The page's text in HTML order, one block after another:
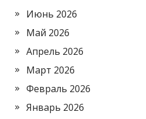
Июнь 2026
Май 2026
Апрель 2026
Март 2026
Февраль 2026
Январь 2026